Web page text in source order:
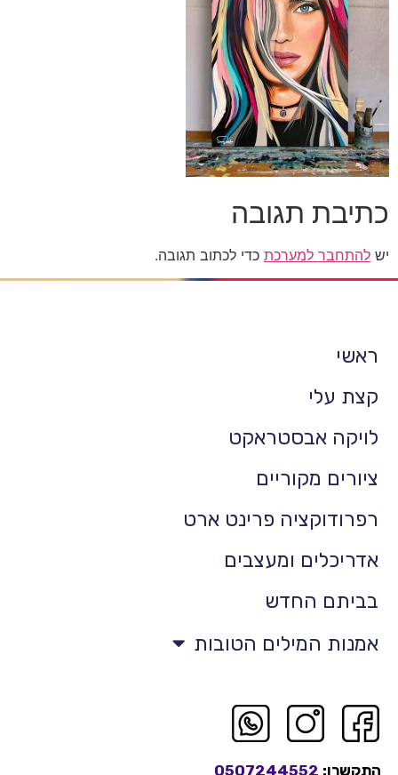
כתיבת תגובה
יש להתחבר למערכת כדי לכתוב תגובה.
ראשי
קצת עלי
לויקה אבסטראקט
ציורים מקוריים
רפרודוקציה פרינט ארט
אדריכלים ומעצבים
בביתם החדש
אמנות המילים הטובות
התקשרו: 0507244552